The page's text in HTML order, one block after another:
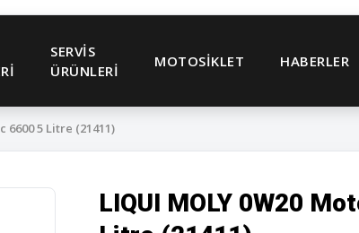
SERVIS
ÜRÜNLERI
MOTOSIKLET HABERLER
6600 5 Litre (21411)
LIQUI MOLY 0W20